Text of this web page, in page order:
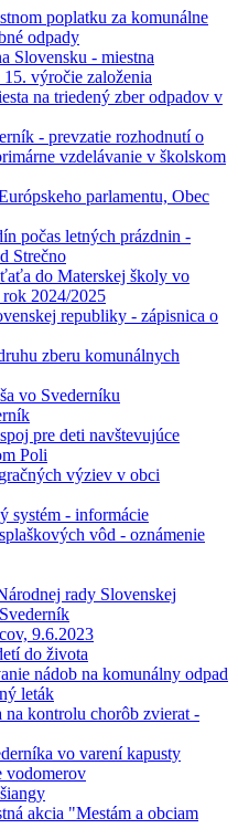
poplatku za komunálne
odpady
Slovensku - miestna
výročie založenia
na triedený zber odpadov v
- prevzatie rozhodnutí o
vzdelávanie v školskom
parlamentu, Obec
počas letných prázdnin -
Strečno
do Materskej školy vo
2024/2025
republiky - zápisnica o
zberu komunálnych
vo Svederníku
pre deti navštevujúce
Poli
výziev v obci
systém - informácie
vôd - oznámenie
rady Slovenskej
9.6.2023
do života
nádob na komunálny odpad
leták
na kontrolu chorôb zvierat -
vo varení kapusty
vodomerov
akcia "Mestám a obciam